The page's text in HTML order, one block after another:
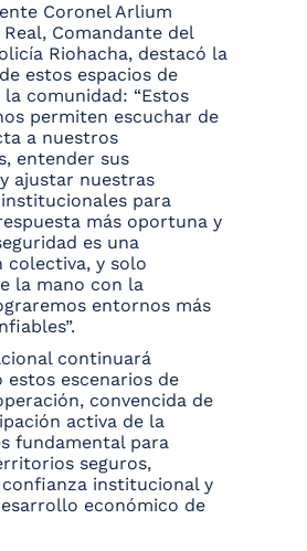
Coronel Arlium
Real, Comandante del
Riohacha, destacó la
estos espacios de
comunidad: “Estos
permiten escuchar de
a nuestros
entender sus
ajustar nuestras
para
más oportuna y
es una
colectiva, y solo
la mano con la
entornos más
continuará
estos escenarios de
convencida de
activa de la
fundamental para
seguros,
institucional y
económico de